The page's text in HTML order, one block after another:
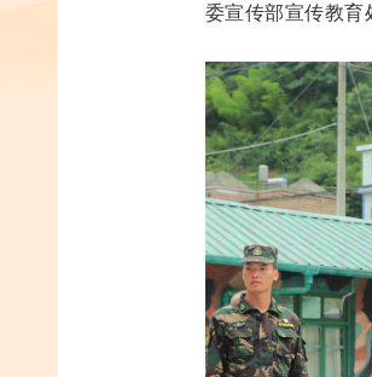
委宣传部宣传教育